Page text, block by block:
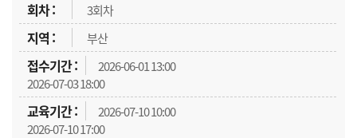
3회차
부산
2026-06-01 13:00
2026-07-03 18:00
2026-07-10 10:00
2026-07-10 17:00